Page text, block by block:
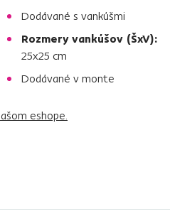
Dodávané s vankúšmi
Rozmery vankúšov (ŠxV):
25x25 cm
Dodávané v monte
eshope.